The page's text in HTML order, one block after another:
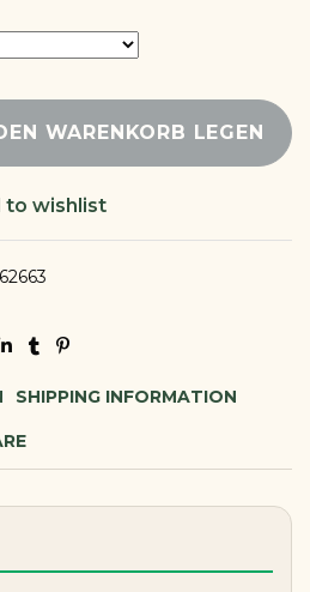
WARENKORB LEGEN
to wishlist
SHIPPING INFORMATION